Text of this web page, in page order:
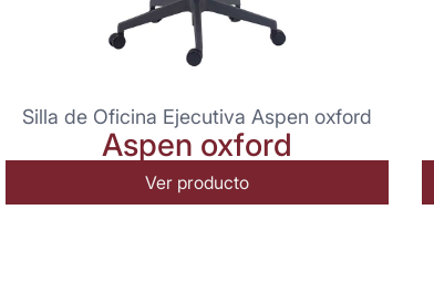
Silla de Oficina Ejecutiva Aspen oxford
Aspen oxford
Ver producto